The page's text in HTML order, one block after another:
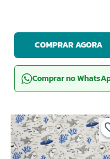
COMPRAR AGORA
Comprar no